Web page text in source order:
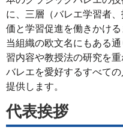
に、三層（バレエ学習者
価と学習促進を働きかけ
当組織の欧文名にもある
習内容や教授法の研究を
バレエを愛好するすべて
提供します。
代表挨拶